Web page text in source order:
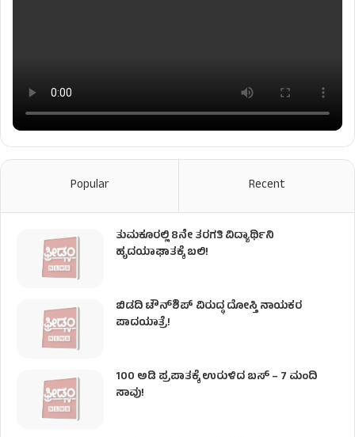
Popular Recent
ತುಮಕೂರಲ್ಲಿ 8ನೇ ತರಗತಿ ವಿದ್ಯಾರ್ಥಿನಿ
ಹೃದಯಾಘಾತಕ್ಕೆ ಬಲಿ!
ಬಿಡದಿ ಟೌನ್‌ಶಿಪ್‌ ವಿರುದ್ಧ ದೋಸ್ತಿ ನಾಯಕರ
ಪಾದಯಾತ್ರೆ!
100 ಅಡಿ ಪ್ರಪಾತಕ್ಕೆ ಉರುಳಿದ ಬಸ್‌ – 7 ಮಂದಿ
ಸಾವು!